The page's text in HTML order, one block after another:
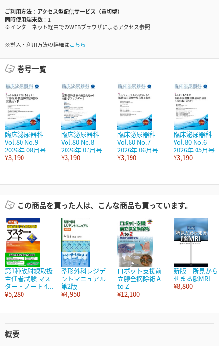
ご利用方法
アクセス型配信サービス（買切型）
同時使用端末数
1
※インターネット経由でのWEBブラウザによるアクセス参照
※導入・利用方法の詳細はこちら
巻号一覧
臨床泌尿器科
Vol.80 No.9
2026年 08月号
¥3,190
臨床泌尿器科
Vol.80 No.8
2026年 07月号
¥3,190
臨床泌尿器科
Vol.80 No.7
2026年 06月号
¥3,190
臨床泌尿器科
Vol.80 No.6
2026年 05月号
¥3,190
この商品を買った人は、こんな商品も買っています。
第1種放射線取扱
主任者試験 マス
ター・ノート 4...
¥5,280
整形外科レジデ
ントマニュアル
第2版
¥4,950
ロボット支援前
立腺全摘除術 A
to Z
¥12,100
新版 所見から
せまる脳MRI
¥8,800
概要